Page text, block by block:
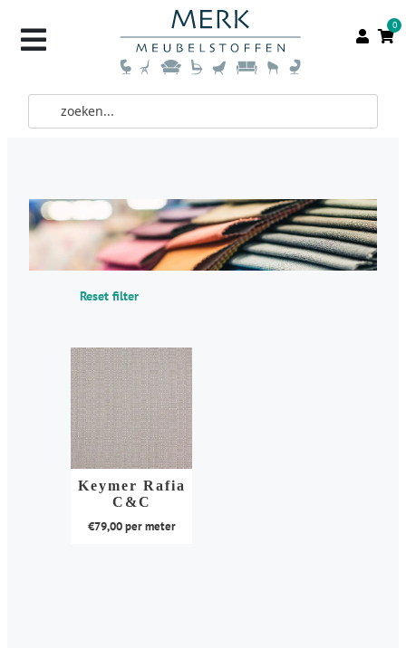
0
Reset filter
Keymer Rafia
C&C
€79,00per meter